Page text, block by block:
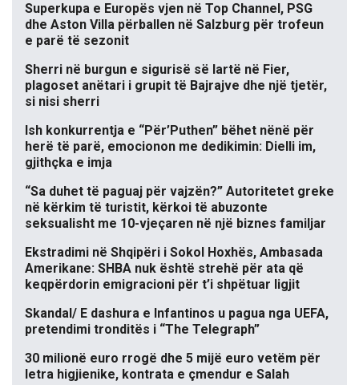
Superkupa e Europës vjen në Top Channel, PSG
dhe Aston Villa përballen në Salzburg për trofeun
e parë të sezonit
Sherri në burgun e sigurisë së lartë në Fier,
plagoset anëtari i grupit të Bajrajve dhe një tjetër,
si nisi sherri
Ish konkurrentja e “Për’Puthen” bëhet nënë për
herë të parë, emocionon me dedikimin: Dielli im,
gjithçka e imja
“Sa duhet të paguaj për vajzën?” Autoritetet greke
në kërkim të turistit, kërkoi të abuzonte
seksualisht me 10-vjeçaren në një biznes familjar
Ekstradimi në Shqipëri i Sokol Hoxhës, Ambasada
Amerikane: SHBA nuk është strehë për ata që
keqpërdorin emigracioni për t’i shpëtuar ligjit
Skandal/ E dashura e Infantinos u pagua nga UEFA,
pretendimi tronditës i “The Telegraph”
30 milionë euro rrogë dhe 5 mijë euro vetëm për
letra higjienike, kontrata e çmendur e Salah